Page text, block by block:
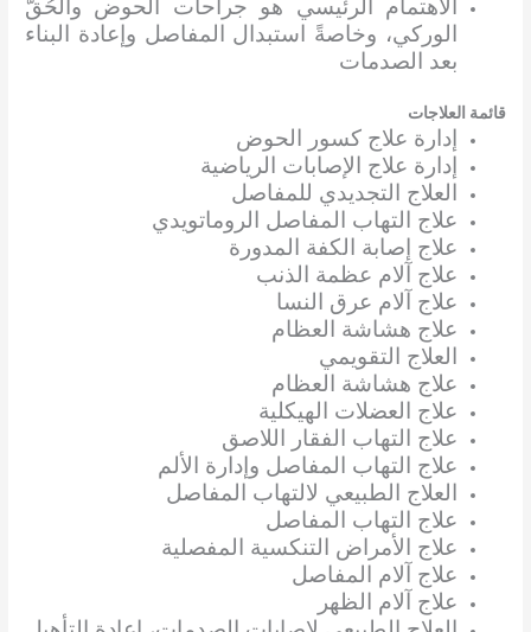
الاهتمام الرئيسي هو جراحات الحوض والحُقّ
الوركي، وخاصةً استبدال المفاصل وإعادة البناء
بعد الصدمات
قائمة العلاجات
إدارة علاج كسور الحوض
إدارة علاج الإصابات الرياضية
العلاج التجديدي للمفاصل
علاج التهاب المفاصل الروماتويدي
علاج إصابة الكفة المدورة
علاج آلام عظمة الذنب
علاج آلام عرق النسا
علاج هشاشة العظام
العلاج التقويمي
علاج هشاشة العظام
علاج العضلات الهيكلية
علاج التهاب الفقار اللاصق
علاج التهاب المفاصل وإدارة الألم
العلاج الطبيعي لالتهاب المفاصل
علاج التهاب المفاصل
علاج الأمراض التنكسية المفصلية
علاج آلام المفاصل
علاج آلام الظهر